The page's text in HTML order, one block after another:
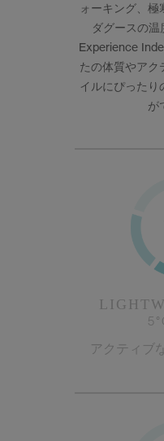
サマー 26 コ
日本限定モデル
スノーグース
アクセサリー
コレクション
サマー 26 コ
日本限定モデル
スノーグース
アクセサリー
コレクション
アーカイブの
ォーキング、
ダグースの
Experience
たの体質やアク
イルにぴったり
が
アクティブ